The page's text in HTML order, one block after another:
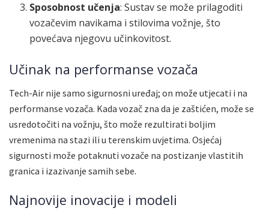
Sposobnost učenja: Sustav se može prilagoditi
vozačevim navikama i stilovima vožnje, što
povećava njegovu učinkovitost.
Učinak na performanse vozača
Tech-Air nije samo sigurnosni uređaj; on može utjecati i na
performanse vozača. Kada vozač zna da je zaštićen, može se
usredotočiti na vožnju, što može rezultirati boljim
vremenima na stazi ili u terenskim uvjetima. Osjećaj
sigurnosti može potaknuti vozače na postizanje vlastitih
granica i izazivanje samih sebe.
Najnovije inovacije i modeli